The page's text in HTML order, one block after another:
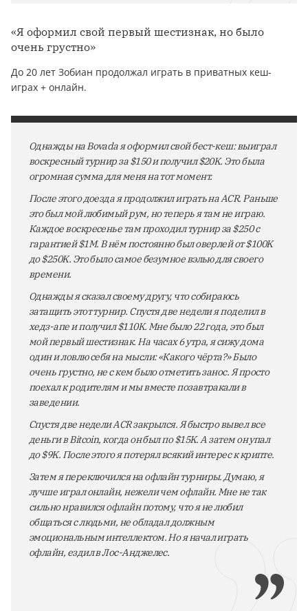
«Я оформил свой первый шестизнак, но было
очень грустно»
До 20 лет Зобиан продолжал играть в приватных кеш-
играх + онлайн.
Однажды на Bovada я оформил свой бест-кеш: выиграл
воскресный турнир за $150 и получил $20K. Это была
огромная сумма для меня на тот момент.
После этого доезда я продолжил играть на ACR. Раньше
это был мой любимый рум, но теперь я там не играю.
Каждое воскресенье там проходил турнир за $250 с
гарантией $1M. В нём постоянно был оверлей от $100K
до $250K. Это было самое безумное вэлью для своего
времени.
Однажды я сказал своему другу, что собираюсь
затащить этот турнир. Спустя две недели я поделил в
хедз-апе и получил $110K. Мне было 22 года, это был
мой первый шестизнак. На часах 6 утра, я сижу дома
один и ловлю себя на мысли: «Какого чёрта?» Было
очень грустно, не с кем было отметить занос. Я просто
поехал к родителям и мы вместе позавтракали в
заведении.
Спустя две недели ACR закрылся. Я быстро вывел все
деньги в Bitcoin, когда он был по $15K. А затем он упал
до $9K. После этого я потерял всякий интерес к крипте.
Затем я переключился на офлайн турниры. Думаю, я
лучше играл онлайн, нежели чем офлайн. Мне не так
сильно нравился офлайн потому, что я не любил
общаться с людьми, не обладал должным
эмоциональным интеллектом. Но я начал играть
офлайн, ездил в Лос-Анджелес.